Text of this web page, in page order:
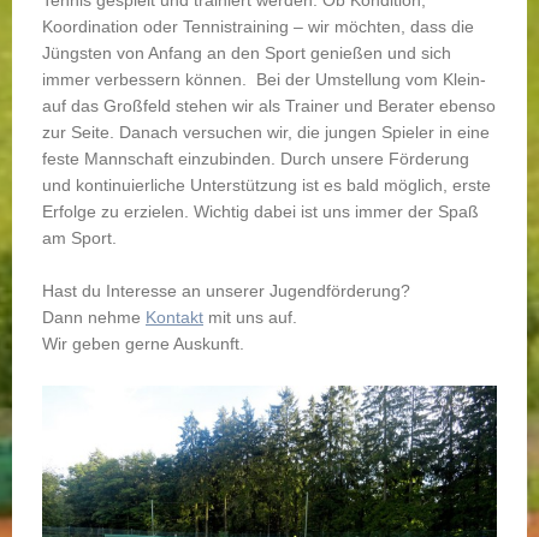
Koordination oder Tennistraining – wir möchten, dass die
Jüngsten von Anfang an den Sport genießen und sich
immer verbessern können. Bei der Umstellung vom Klein-
auf das Großfeld stehen wir als Trainer und Berater ebenso
zur Seite. Danach versuchen wir, die jungen Spieler in eine
feste Mannschaft einzubinden. Durch unsere Förderung
und kontinuierliche Unterstützung ist es bald möglich, erste
Erfolge zu erzielen. Wichtig dabei ist uns immer der Spaß
am Sport.
Hast du Interesse an unserer Jugendförderung?
Dann nehme Kontakt mit uns auf.
Wir geben gerne Auskunft.